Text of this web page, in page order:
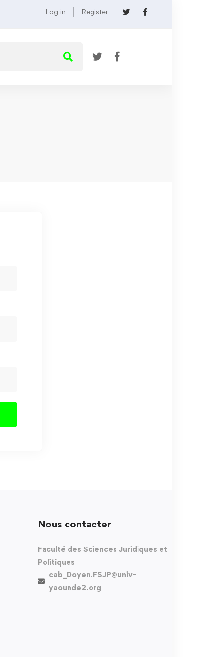
Log in Register
Nous contacter
Faculté des Sciences Juridiques et
Politiques
cab_Doyen.FSJP@univ-
yaounde2.org